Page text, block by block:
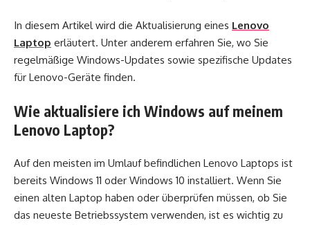
In diesem Artikel wird die Aktualisierung eines Lenovo
Laptop erläutert. Unter anderem erfahren Sie, wo Sie
regelmäßige Windows-Updates sowie spezifische Updates
für Lenovo-Geräte finden.
Wie aktualisiere ich Windows auf meinem
Lenovo Laptop?
Auf den meisten im Umlauf befindlichen Lenovo Laptops ist
bereits Windows 11 oder Windows 10 installiert. Wenn Sie
einen alten Laptop haben oder überprüfen müssen, ob Sie
das neueste Betriebssystem verwenden, ist es wichtig zu